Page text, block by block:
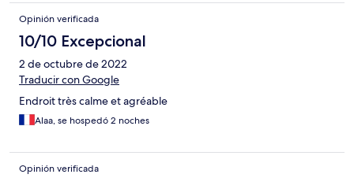
Badezimmer erhebliche Mängel. Beim Duschen wird der ganze
Raum genässt, sodass die Tür zum Badezimmer schon anfängt
zu faulen und zu modern. Aber es wird aktuell einiges renoviert.
Zu Fuß zum Strand sind es ungefähr 40 Minuten.
Opinión verificada
10/10 Excepcional
2 de octubre de 2022
Traducir con Google
Endroit très calme et agréable
Alaa, se hospedó 2 noches
Opinión verificada